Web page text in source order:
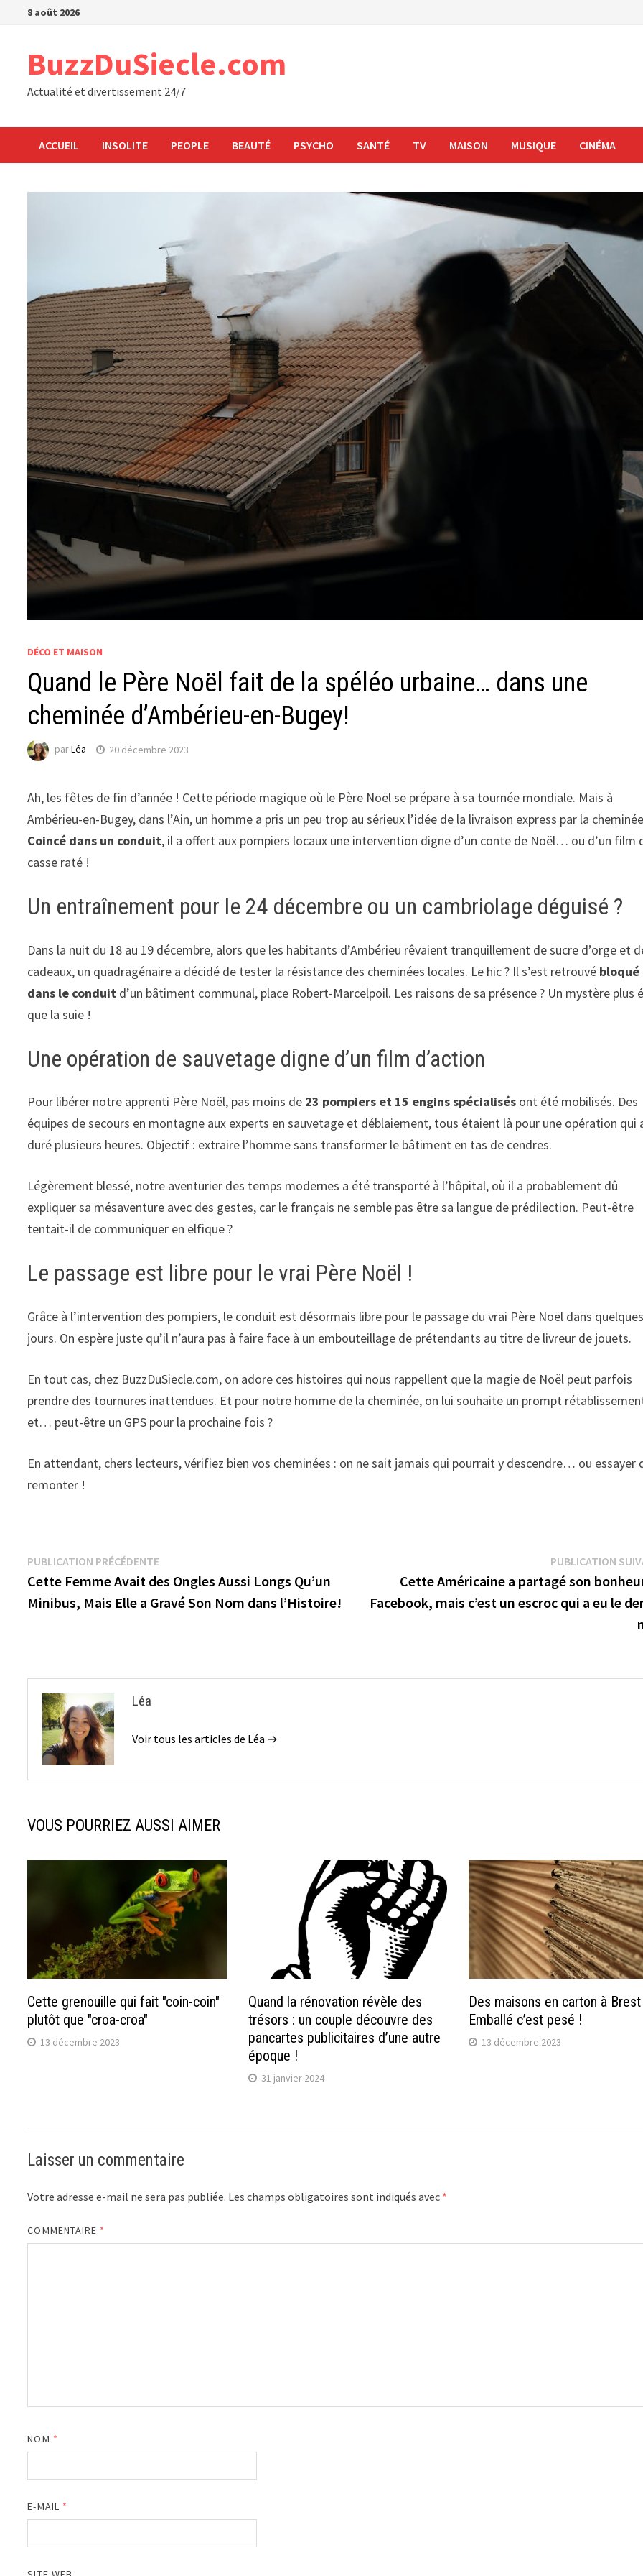
Passer8 août 2026
BuzzDuSiecle.com
Actualité et divertissement 24/7
ACCUEIL INSOLITE PEOPLE BEAUTÉ PSYCHO SANTÉ TV MAISON MUSIQUE CINÉMA
DÉCO ET MAISON
Quand le Père Noël fait de la spéléo urbaine… dans une
cheminée d’Ambérieu-en-Bugey!
parLéa 20 décembre 2023
Ah, les fêtes de fin d’année ! Cette période magique où le Père Noël se prépare à sa tournée mondiale. Mais à
Ambérieu-en-Bugey, dans l’Ain, un homme a pris un peu trop au sérieux l’idée de la livraison express par la
Coincé dans un conduit, il a offert aux pompiers locaux une intervention digne d’un conte de Noël… ou d’un film
casse raté !
Un entraînement pour le 24 décembre ou un cambriolage déguisé ?
Dans la nuit du 18 au 19 décembre, alors que les habitants d’Ambérieu rêvaient tranquillement de sucre d’orge et
cadeaux, un quadragénaire a décidé de tester la résistance des cheminées locales. Le hic ? Il s’est retrouvé bloqué
dans le conduit d’un bâtiment communal, place Robert-Marcelpoil. Les raisons de sa présence ? Un mystère plus
que la suie !
Une opération de sauvetage digne d’un film d’action
Pour libérer notre apprenti Père Noël, pas moins de 23 pompiers et 15 engins spécialisés ont été mobilisés. Des
équipes de secours en montagne aux experts en sauvetage et déblaiement, tous étaient là pour une opération qui
duré plusieurs heures. Objectif : extraire l’homme sans transformer le bâtiment en tas de cendres.
Légèrement blessé, notre aventurier des temps modernes a été transporté à l’hôpital, où il a probablement dû
expliquer sa mésaventure avec des gestes, car le français ne semble pas être sa langue de prédilection. Peut-être
tentait-il de communiquer en elfique ?
Le passage est libre pour le vrai Père Noël !
Grâce à l’intervention des pompiers, le conduit est désormais libre pour le passage du vrai Père Noël dans
jours. On espère juste qu’il n’aura pas à faire face à un embouteillage de prétendants au titre de livreur de jouets.
En tout cas, chez BuzzDuSiecle.com, on adore ces histoires qui nous rappellent que la magie de Noël peut parfois
prendre des tournures inattendues. Et pour notre homme de la cheminée, on lui souhaite un prompt
et… peut-être un GPS pour la prochaine fois ?
En attendant, chers lecteurs, vérifiez bien vos cheminées : on ne sait jamais qui pourrait y descendre… ou essayer
remonter !
Navigation
de
l’article
PUBLICATION PRÉCÉDENTEPublication
précédente :
Cette Femme Avait des Ongles Aussi Longs Qu’un
Minibus, Mais Elle a Gravé Son Nom dans l’Histoire!
PUBLICATION
Cette Américaine a partagé son
Facebook, mais c’est un escroc qui a eu le
Léa
Voir tous les articles de Léa →
VOUS POURRIEZ AUSSI AIMER
Cette grenouille qui fait "coin-coin"
plutôt que "croa-croa"
13 décembre 2023
Quand la rénovation révèle des
trésors : un couple découvre des
pancartes publicitaires d’une autre
époque !
31 janvier 2024
Des maisons en carton à
Emballé c’est pesé !
13 décembre 2023
Laisser un commentaire
Votre adresse e-mail ne sera pas publiée. Les champs obligatoires sont indiqués avec *
COMMENTAIRE *
NOM *
E-MAIL *